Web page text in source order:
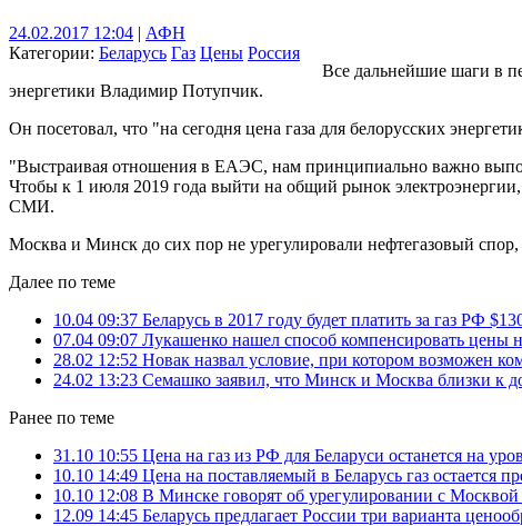
24.02.2017 12:04 | АФН
Категории: Беларусь Газ Цены Россия
Все дальнейшие шаги в
энергетики Владимир Потупчик.
Он посетовал, что "на сегодня цена газа для белорусских
"Выстраивая отношения в ЕАЭС, нам принципиально важно
Чтобы к 1 июля 2019 года выйти на общий рынок
СМИ.
Москва и Минск до сих пор не урегулировали нефтегазовый спор,
Далее по теме
10.04 09:37 Беларусь в 2017 году будет платить за газ РФ
07.04 09:07 Лукашенко нашел способ компенсировать цены
28.02 12:52 Новак назвал условие, при котором возможен
24.02 13:23 Семашко заявил, что Минск и Москва близки к
Ранее по теме
31.10 10:55 Цена на газ из РФ для Беларуси останется на
10.10 14:49 Цена на поставляемый в Беларусь газ остается
10.10 12:08 В Минске говорят об урегулировании с Москвой
12.09 14:45 Беларусь предлагает России три варианта